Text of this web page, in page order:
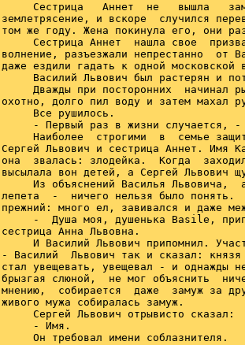
Сестрица   Аннет  не   вышла
землетрясение, и вскоре  случился
том же году. Жена покинула его, они
Сестрица Аннет  нашла свое
волнение, разъезжали непрестанно  от
даже ездили гадать к одной московской
Василий Львович был растерян и
Дважды при посторонних  начинал
охотно, долго пил воду и затем махал
     Все рушилось.
- Первый раз в жизни случается,
Наиболее  строгими  в  семье
Сергей Львович и сестрица Аннет. Имя
она  звалась: злодейка.  Когда
высылала вон детей, а Сергей Львович
Из объяснений Василья Львовича,
лепета  -  ничего нельзя было
прежний: много ел, завивался и даже
-  Душа моя, душенька Basile,
сестрица Анна Львовна.
И Василий Львович припомнил.
- Василий  Львович так и сказал:
стал увещевать, увещевал - и однажды
брызгая слюной,  не мог объяснить
мнению,  собирается  даже  замуж за
живого мужа собиралась замуж.
     Сергей Львович отрывисто сказал:
     - Имя.
     Он требовал имени соблазнителя.